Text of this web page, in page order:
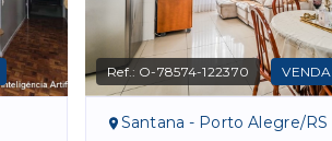
Ref.: O-78574-122370 VENDA
Santana - Porto Alegre/RS